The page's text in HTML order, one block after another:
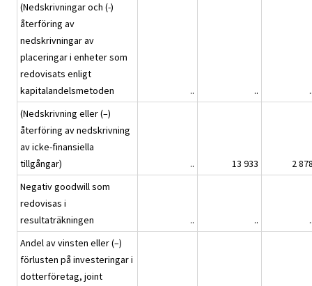
(Nedskrivningar och (-)
återföring av
nedskrivningar av
placeringar i enheter som
redovisats enligt
kapitalandelsmetoden
.. ..
(Nedskrivning eller (–)
återföring av nedskrivning
av icke-finansiella
tillgångar)
.. 13 933
2
Negativ goodwill som
redovisas i
resultaträkningen
.. ..
Andel av vinsten eller (–)
förlusten på investeringar i
dotterföretag, joint